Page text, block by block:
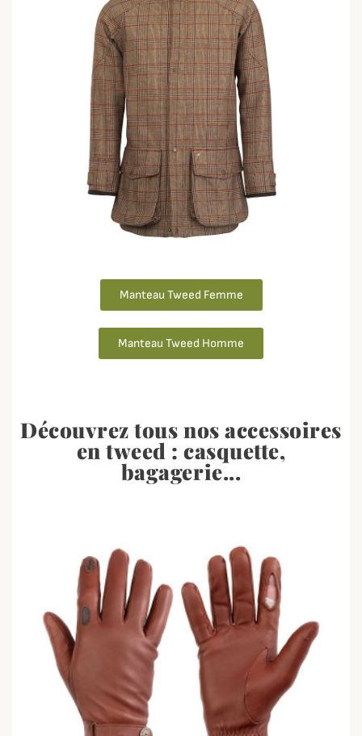
Manteau Tweed Femme
Manteau Tweed Homme
Découvrez tous nos accessoires
en tweed : casquette,
bagagerie...